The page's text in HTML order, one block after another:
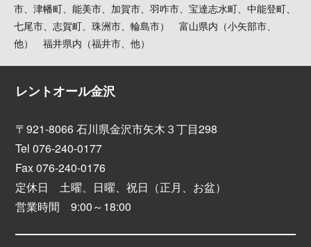
市、津幡町、能美市、加賀市、羽咋市、宝達志水町、中能登町、
七尾市、志賀町、珠洲市、輪島市） 富山県内（小矢部市、
他） 福井県内（福井市、他）
レントオール金沢
〒921-8066 石川県金沢市矢木３丁目298
Tel 076-240-0177
Fax 076-240-0176
定休日 土曜、日曜、祝日（正月、お盆）
営業時間 9:00～18:00